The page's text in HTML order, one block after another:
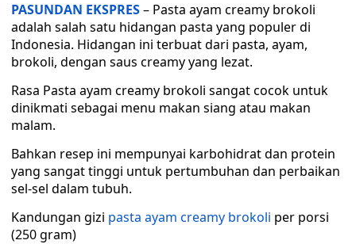
PASUNDAN EKSPRES– Pasta ayam creamy brokoli
adalah salah satu hidangan pasta yang populer di
Indonesia. Hidangan ini terbuat dari pasta, ayam,
brokoli, dengan saus creamy yang lezat.
Rasa Pasta ayam creamy brokoli sangat cocok untuk
dinikmati sebagai menu makan siang atau makan
malam.
Bahkan resep ini mempunyai karbohidrat dan protein
yang sangat tinggi untuk pertumbuhan dan perbaikan
sel-sel dalam tubuh.
Kandungan gizi pasta ayam creamy brokoli per porsi
(250 gram)